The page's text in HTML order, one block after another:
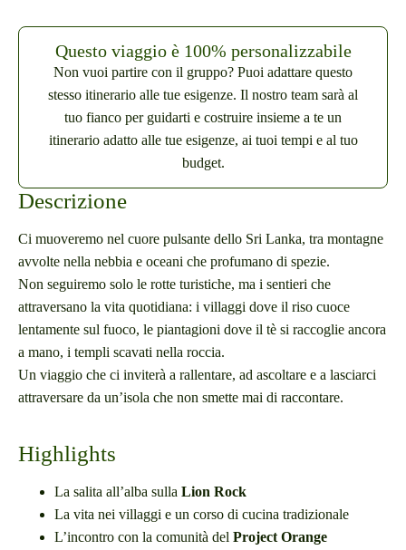
Questo viaggio è 100% personalizzabile
Non vuoi partire con il gruppo? Puoi adattare questo
stesso itinerario alle tue esigenze. Il nostro team sarà al
tuo fianco per guidarti e costruire insieme a te un
itinerario adatto alle tue esigenze, ai tuoi tempi e al tuo
budget.
Descrizione
Ci muoveremo nel cuore pulsante dello Sri Lanka, tra montagne
avvolte nella nebbia e oceani che profumano di spezie.
Non seguiremo solo le rotte turistiche, ma i sentieri che
attraversano la vita quotidiana: i villaggi dove il riso cuoce
lentamente sul fuoco, le piantagioni dove il tè si raccoglie ancora
a mano, i templi scavati nella roccia.
Un viaggio che ci inviterà a rallentare, ad ascoltare e a lasciarci
attraversare da un’isola che non smette mai di raccontare.
Highlights
La salita all’alba sulla Lion Rock
La vita nei villaggi e un corso di cucina tradizionale
L’incontro con la comunità del Project Orange